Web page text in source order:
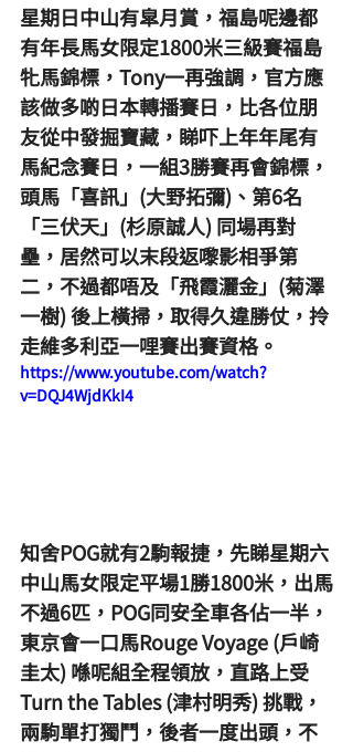
星期日中山有皐月賞，福島呢邊都
有年長馬女限定1800米三級賽福島
牝馬錦標，Tony一再強調，官方應
該做多啲日本轉播賽日，比各位朋
友從中發掘寶藏，睇吓上年年尾有
馬紀念賽日，一組3勝賽再會錦標，
頭馬「喜訊」(大野拓彌)、第6名
「三伏天」(杉原誠人) 同場再對
壘，居然可以末段返嚟影相爭第
二，不過都唔及「飛霞灑金」(菊澤
一樹) 後上橫掃，取得久違勝仗，拎
走維多利亞一哩賽出賽資格。
https://www.youtube.com/watch?
v=DQJ4WjdKkI4
知舍POG就有2駒報捷，先睇星期六
中山馬女限定平場1勝1800米，出馬
不過6匹，POG同安全車各佔一半，
東京會一口馬Rouge Voyage (戶崎
圭太) 喺呢組全程領放，直路上受
Turn the Tables (津村明秀) 挑戰，
兩駒單打獨鬥，後者一度出頭，不